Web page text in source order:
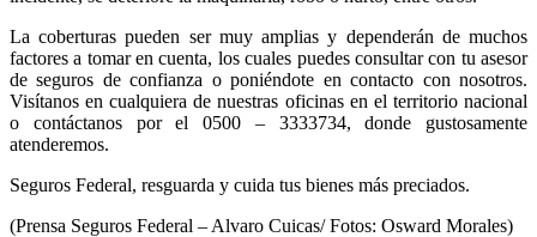
La coberturas pueden ser muy amplias y dependerán de muchos
factores a tomar en cuenta, los cuales puedes consultar con tu asesor
de seguros de confianza o poniéndote en contacto con nosotros.
Visítanos en cualquiera de nuestras oficinas en el territorio nacional
o contáctanos por el 0500 – 3333734, donde gustosamente
atenderemos.
Seguros Federal, resguarda y cuida tus bienes más preciados.
(Prensa Seguros Federal – Alvaro Cuicas/ Fotos: Osward Morales)